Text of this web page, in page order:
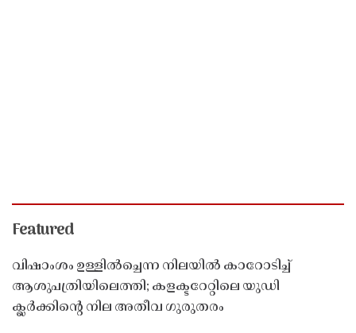
Featured
വിഷാംശം ഉള്ളിൽച്ചെന്ന നിലയിൽ കാറോടിച്ച്
ആശുപത്രിയിലെത്തി; കളക്ടറേറ്റിലെ യുഡി
ക്ലർക്കിൻ്റെ നില അതീവ ഗുരുതരം